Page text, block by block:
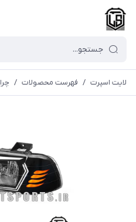
لایت اسپرت / فهرست محصولات /